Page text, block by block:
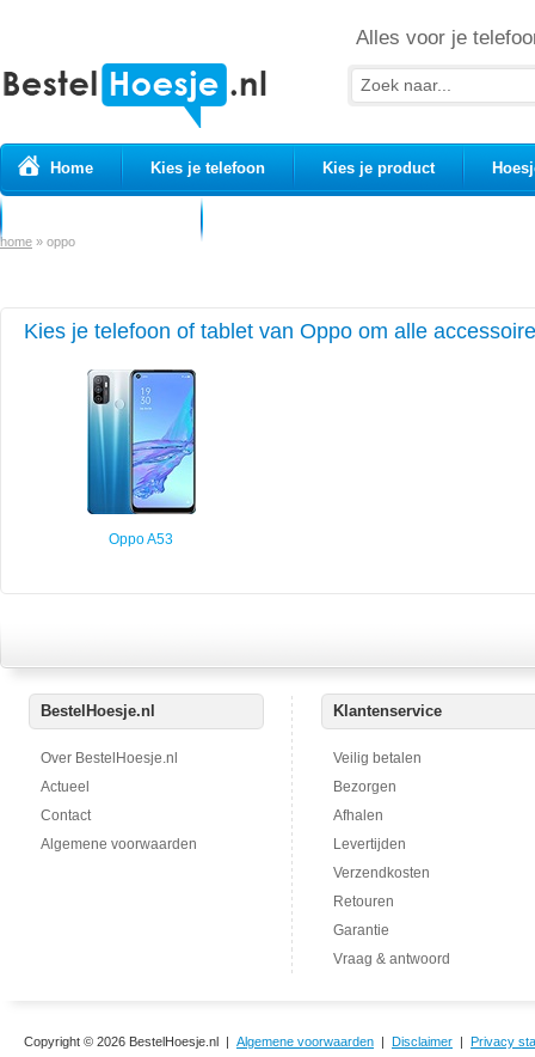
Alles voor je
Home Kies je telefoon Kies je product
home » oppo
Kies je telefoon of tablet van Oppo om alle
Oppo A53
BestelHoesje.nl
Over BestelHoesje.nl
Actueel
Contact
Algemene voorwaarden
Klantenservice
Veilig betalen
Bezorgen
Afhalen
Levertijden
Verzendkosten
Retouren
Garantie
Vraag & antwoord
Copyright © 2026 BestelHoesje.nl | Algemene voorwaarden | Disclaimer | Privacy